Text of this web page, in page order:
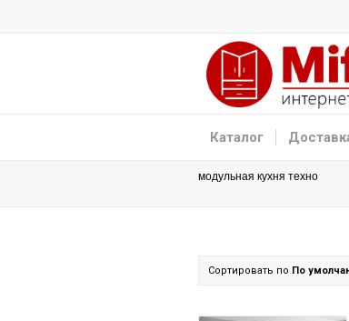
Каталог
модульная кухня техно
Сортировать по По